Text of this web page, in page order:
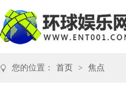
您的位置： 首页 > 焦点